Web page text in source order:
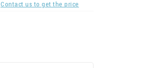
Contact us to get the price